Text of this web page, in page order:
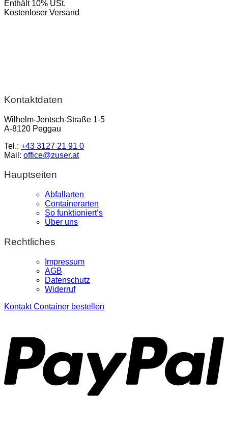
Enthält 10% USt.
Kostenloser Versand
Kontaktdaten
Wilhelm-Jentsch-Straße 1-5
A-8120 Peggau
Tel.: +43 3127 21 91 0
Mail: office@zuser.at
Hauptseiten
Abfallarten
Containerarten
So funktioniert’s
Über uns
Rechtliches
Impressum
AGB
Datenschutz
Widerruf
Kontakt Container bestellen